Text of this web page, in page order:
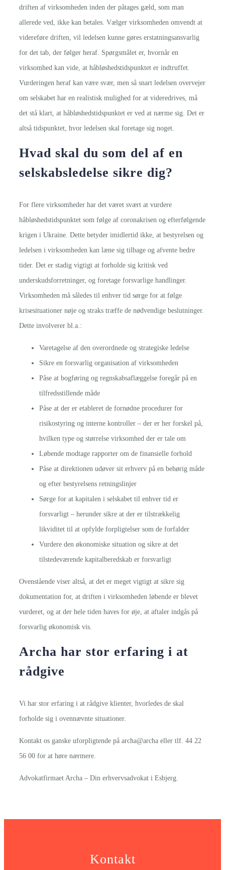
driften af virksomheden inden der påtages gæld, som man
allerede ved, ikke kan betales. Vælger virksomheden omvendt at
videreføre driften, vil ledelsen kunne gøres erstatningsansvarlig
for det tab, der følger heraf. Spørgsmålet er, hvornår en
virksomhed kan vide, at håbløshedstidspunktet er indtruffet.
Vurderingen heraf kan være svær, men så snart ledelsen overvejer
om selskabet har en realistisk mulighed for at videredrives, må
det stå klart, at håbløshedstidspunktet er ved at nærme sig. Det er
altså tidspunktet, hvor ledelsen skal foretage sig noget.
Hvad skal du som del af en
selskabsledelse sikre dig?
For flere virksomheder har det været svært at vurdere
håbløshedstidspunktet som følge af coronakrisen og efterfølgende
krigen i Ukraine. Dette betyder imidlertid ikke, at bestyrelsen og
ledelsen i virksomheden kan læne sig tilbage og afvente bedre
tider. Det er stadig vigtigt at forholde sig kritisk ved
underskudsforretninger, og foretage forsvarlige handlinger.
Virksomheden må således til enhver tid sørge for at følge
krisesituationer nøje og straks træffe de nødvendige beslutninger.
Dette involverer bl.a.:
Varetagelse af den overordnede og strategiske ledelse
Sikre en forsvarlig organisation af virksomheden
Påse at bogføring og regnskabsaflæggelse foregår på en
tilfredsstillende måde
Påse at der er etableret de fornødne procedurer for
risikostyring og interne kontroller – der er her forskel på,
hvilken type og størrelse virksomhed der er tale om
Løbende modtage rapporter om de finansielle forhold
Påse at direktionen udøver sit erhverv på en behørig måde
og efter bestyrelsens retningslinjer
Sørge for at kapitalen i selskabet til enhver tid er
forsvarligt – herunder sikre at der er tilstrækkelig
likviditet til at opfylde forpligtelser som de forfalder
Vurdere den økonomiske situation og sikre at det
tilstedeværende kapitalberedskab er forsvarligt
Ovenstående viser altså, at det er meget vigtigt at sikre sig
dokumentation for, at driften i virksomheden løbende er blevet
vurderet, og at der hele tiden haves for øje, at aftaler indgås på
forsvarlig økonomisk vis.
Archa har stor erfaring i at
rådgive
Vi har stor erfaring i at rådgive klienter, hvorledes de skal
forholde sig i ovennævnte situationer.
Kontakt os ganske uforpligtende på archa@archa eller tlf. 44 22
56 00 for at høre nærmere.
Advokatfirmaet Archa – Din erhvervsadvokat i Esbjerg.
Kontakt